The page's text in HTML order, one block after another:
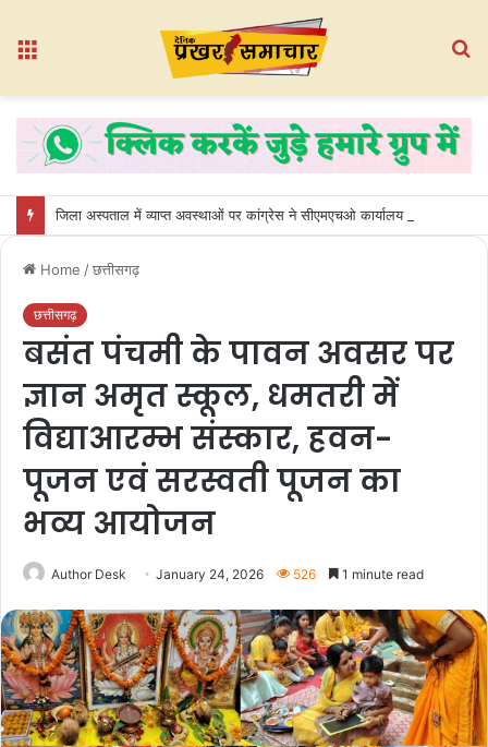
Home /छत्तीसगढ़
छत्तीसगढ़
बसंत पंचमी के पावन अवसर पर
ज्ञान अमृत स्कूल, धमतरी में
विद्याआरम्भ संस्कार, हवन-
पूजन एवं सरस्वती पूजन का
भव्य आयोजन
Author Desk January 24, 2026 526 1 minute read